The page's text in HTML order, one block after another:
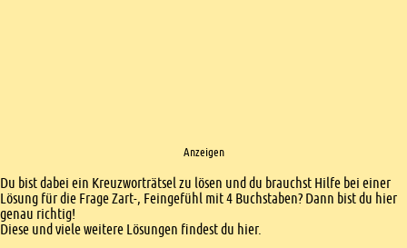
Anzeigen
Einleitung
Du bist dabei ein Kreuzworträtsel zu lösen und du brauchst Hilfe bei einer
Lösung für die Frage Zart-, Feingefühl mit 4 Buchstaben? Dann bist du hier
genau richtig!
Diese und viele weitere Lösungen findest du hier.